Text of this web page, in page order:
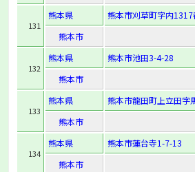
131
熊本県
熊本市刈草町字内1317
熊本市
132
熊本県
熊本市池田3-4-28
熊本市
133
熊本県
熊本市龍田町上立田字
熊本市
134
熊本県
熊本市蓮台寺1-7-13
熊本市